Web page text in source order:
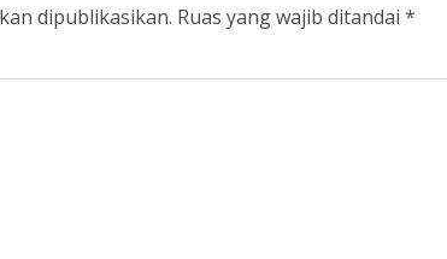
dipublikasikan. Ruas yang wajib ditandai *